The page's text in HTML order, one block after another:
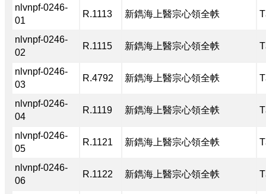
nlvnpf-0246-
01
R.1113 新鐫海上醫宗心領全帙
nlvnpf-0246-
02
R.1115 新鐫海上醫宗心領全帙
nlvnpf-0246-
03
R.4792 新鐫海上醫宗心領全帙
nlvnpf-0246-
04
R.1119 新鐫海上醫宗心領全帙
nlvnpf-0246-
05
R.1121 新鐫海上醫宗心領全帙
nlvnpf-0246-
06
R.1122 新鐫海上醫宗心領全帙